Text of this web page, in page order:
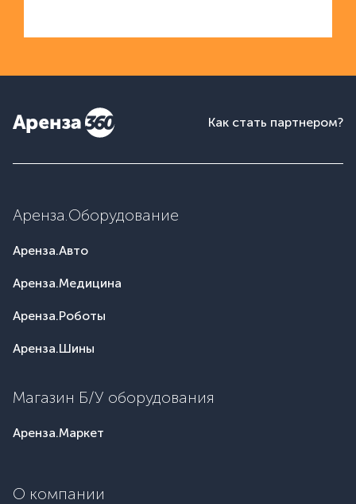
Как стать партнером?
Аренза.Оборудование
Аренза.Авто
Аренза.Медицина
Аренза.Роботы
Аренза.Шины
Магазин Б/У оборудования
Аренза.Маркет
О компании